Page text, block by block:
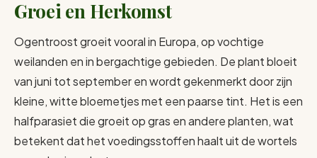
Groei en Herkomst
Ogentroost groeit vooral in Europa, op vochtige
weilanden en in bergachtige gebieden. De plant bloeit
van juni tot september en wordt gekenmerkt door zijn
kleine, witte bloemetjes met een paarse tint. Het is een
halfparasiet die groeit op gras en andere planten, wat
betekent dat het voedingsstoffen haalt uit de wortels